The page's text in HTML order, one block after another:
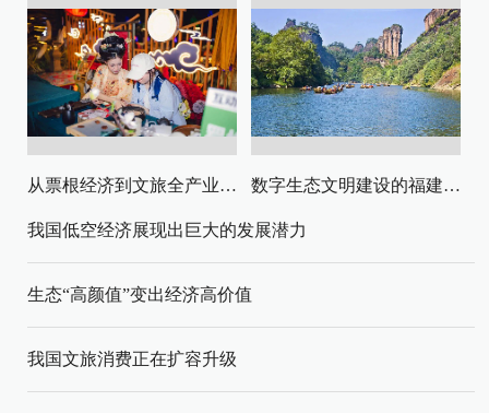
从票根经济到文旅全产业链升级 数字生态文明建设的福建路径与启示
我国低空经济展现出巨大的发展潜力
生态“高颜值”变出经济高价值
我国文旅消费正在扩容升级